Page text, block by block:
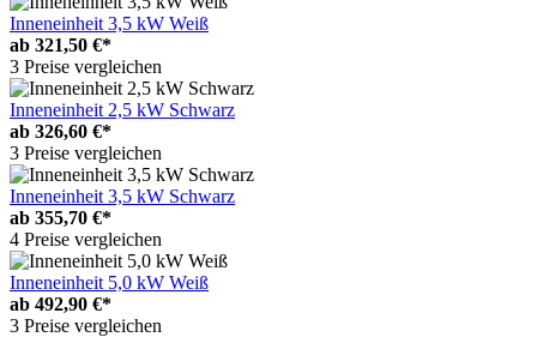
Inneneinheit 3,5 kW Weiß
ab 321,50 €*
3 Preise vergleichen
Inneneinheit 2,5 kW Schwarz
ab 326,60 €*
3 Preise vergleichen
Inneneinheit 3,5 kW Schwarz
ab 355,70 €*
4 Preise vergleichen
Inneneinheit 5,0 kW Weiß
ab 492,90 €*
3 Preise vergleichen